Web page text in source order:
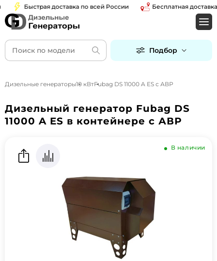
Быстрая доставка по всей России Бесплатная доставка
Подбор
Дизельные генераторы10 кВтFubag DS 11000 A ES с АВР
Дизельный генератор Fubag DS
11000 A ES в контейнере с АВР
В наличии